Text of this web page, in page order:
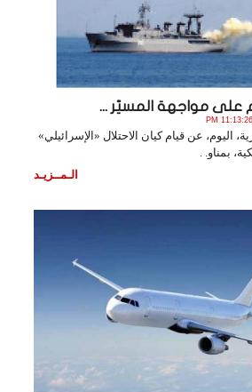
على مواجهة المسيّر ...
اليوم، عن قيام كيان الاحتلال «الإسرائيلي»
بمناو. .
الـمــزيـد